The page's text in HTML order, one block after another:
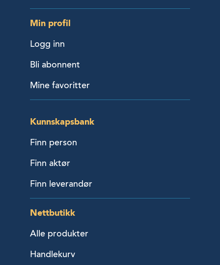
Min profil
Logg inn
Bli abonnent
Mine favoritter
Kunnskapsbank
Finn person
Finn aktør
Finn leverandør
Nettbutikk
Alle produkter
Handlekurv